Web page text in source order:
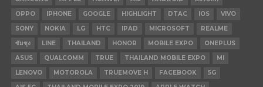
OPPO
IPHONE GOOGLE HIGHLIGHT DTAC IOS
VIVO
SONY
NOKIA LG HTC IPAD MICROSOFT
REALME
ซัมซุง
LINE THAILAND HONOR MOBILE EXPO
ONEPLUS
ASUS
QUALCOMM TRUE THAILAND MOBILE EXPO
MI
LENOVO
MOTOROLA TRUEMOVE H FACEBOOK
5G